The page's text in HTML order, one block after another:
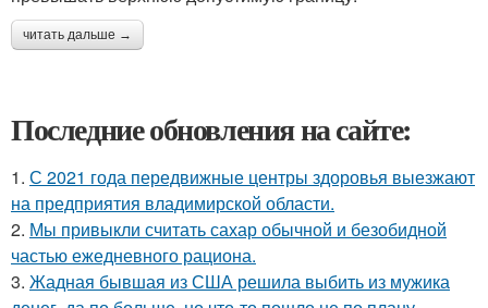
читать дальше →
Последние обновления на сайте:
1. С 2021 года передвижные центры здоровья выезжают
на предприятия владимирской области.
2. Мы привыкли считать сахар обычной и безобидной
частью ежедневного рациона.
3. Жадная бывшая из США решила выбить из мужика